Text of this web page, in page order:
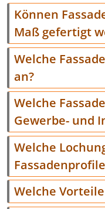
Können
Maß gefertigt
Welche
an?
Welche
Gewerbe- und
Welche
Welche